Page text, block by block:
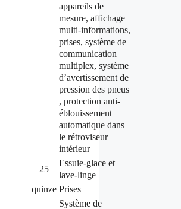
appareils de
mesure, affichage
multi-informations,
prises, système de
communication
multiplex, système
d’avertissement de
pression des pneus
, protection anti-
éblouissement
automatique dans
le rétroviseur
intérieur
25
Essuie-glace et
lave-linge
quinze Prises
Système de